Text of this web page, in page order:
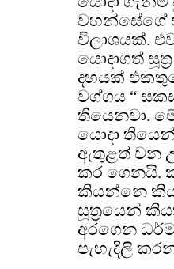
වහන්සේගේ
විලාශයක්.
යොදාගත්
දහයක්
වග්ගය “
තියෙනවා.
යොදා
ඇතුළත් වන
කර ගෙනයි.
කියන්නෙ
සූත්‍රයෙන්
අරගෙන
පැහැදිලි